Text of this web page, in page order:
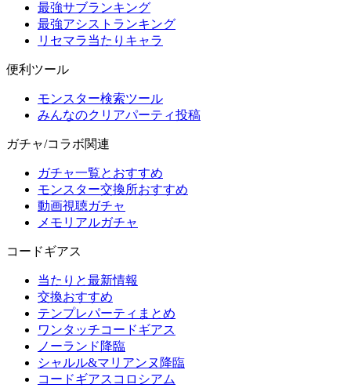
最強サブランキング
最強アシストランキング
リセマラ当たりキャラ
便利ツール
モンスター検索ツール
みんなのクリアパーティ投稿
ガチャ/コラボ関連
ガチャ一覧とおすすめ
モンスター交換所おすすめ
動画視聴ガチャ
メモリアルガチャ
コードギアス
当たりと最新情報
交換おすすめ
テンプレパーティまとめ
ワンタッチコードギアス
ノーランド降臨
シャルル&マリアンヌ降臨
コードギアスコロシアム